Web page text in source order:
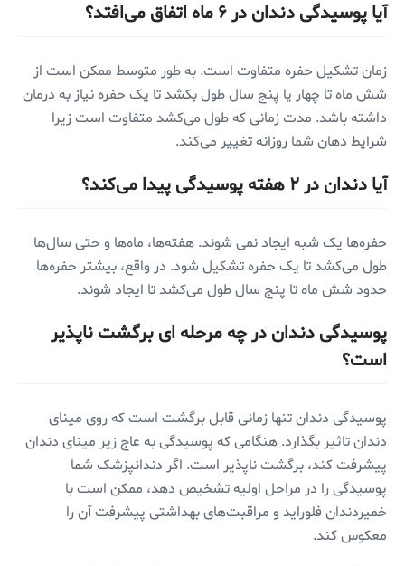
آیا پوسیدگی دندان در ۶ ماه اتفاق می‌افتد؟
زمان تشکیل حفره متفاوت است. به طور متوسط ممکن است از
شش ماه تا چهار یا پنج سال طول بکشد تا یک حفره نیاز به درمان
داشته باشد. مدت زمانی که طول می‌کشد متفاوت است زیرا
شرایط دهان شما روزانه تغییر می‌کند.
آیا دندان در ۲ هفته پوسیدگی پیدا می‌کند؟
حفره‌ها یک شبه ایجاد نمی شوند. هفته‌ها، ماه‌ها و حتی سال‌ها
طول می‌کشد تا یک حفره تشکیل شود. در واقع، بیشتر حفره‌ها
حدود شش ماه تا پنج سال طول می‌کشد تا ایجاد شوند.
پوسیدگی دندان در چه مرحله ای برگشت ناپذیر
است؟
پوسیدگی دندان تنها زمانی قابل برگشت است که روی مینای
دندان تاثیر بگذارد. هنگامی که پوسیدگی به عاج زیر مینای دندان
پیشرفت کند، برگشت ناپذیر است. اگر دندانپزشک شما
پوسیدگی را در مراحل اولیه تشخیص دهد، ممکن است با
خمیردندان فلوراید و مراقبت‌های بهداشتی پیشرفت آن را
معکوس کند.